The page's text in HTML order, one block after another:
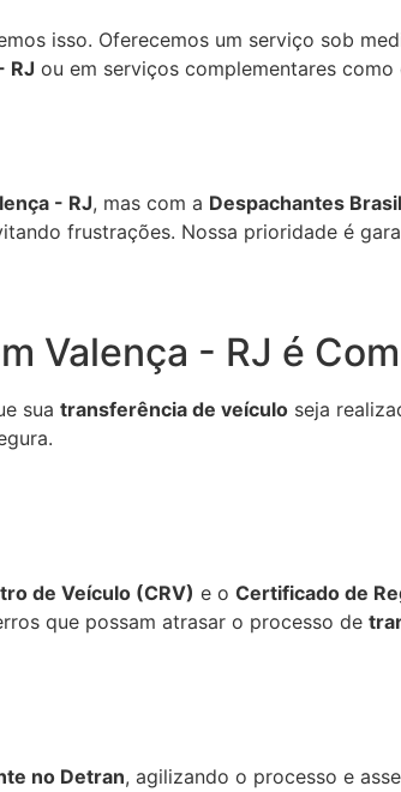
isso. Oferecemos um serviço sob
RJ ou em serviços complementares
- RJ, mas com a Despachantes Brasil
frustrações. Nossa prioridade é
Valença - RJ é
sua transferência de veículo seja
de Veículo (CRV) e o Certificado de
que possam atrasar o processo de
no Detran, agilizando o processo e